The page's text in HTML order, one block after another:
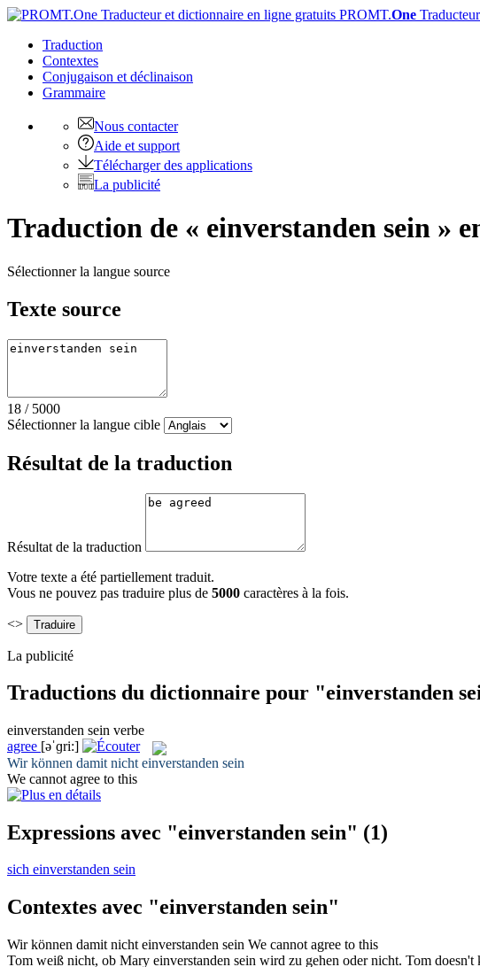
PROMT.One
Traduction
Contextes
Conjugaison et déclinaison
Grammaire
Nous contacter
Aide et support
Télécharger des applications
La publicité
Traduction de « einverstanden sein »
Sélectionner la langue source
Texte source
18 / 5000
Sélectionner la langue cible
Résultat de la traduction
Résultat de la traduction
Votre texte a été partiellement traduit.
Vous ne pouvez pas traduire plus de 5000 caractères à la fois.
<>
La publicité
Traductions du dictionnaire pour "einverstanden
einverstanden sein verbe
agree [əˈɡri:]
Wir können damit nicht einverstanden sein
We cannot agree to this
Expressions avec "einverstanden sein" (1)
sich einverstanden sein
Contextes avec "einverstanden sein"
Wir können damit nicht einverstanden sein We cannot agree to this
Tom weiß nicht, ob Mary einverstanden sein wird zu gehen oder nicht. Tom